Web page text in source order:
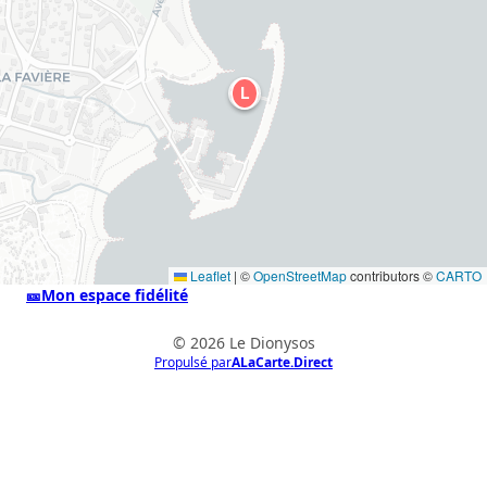
L
Leaflet | ©OpenStreetMapcontributors ©CARTO
🎫Mon espace fidélité
© 2026 Le Dionysos
Propulsé parALaCarte.Direct